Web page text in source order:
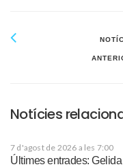
Notícies
7 d'agost de 2026 a les 7:00
Últimes entrades: